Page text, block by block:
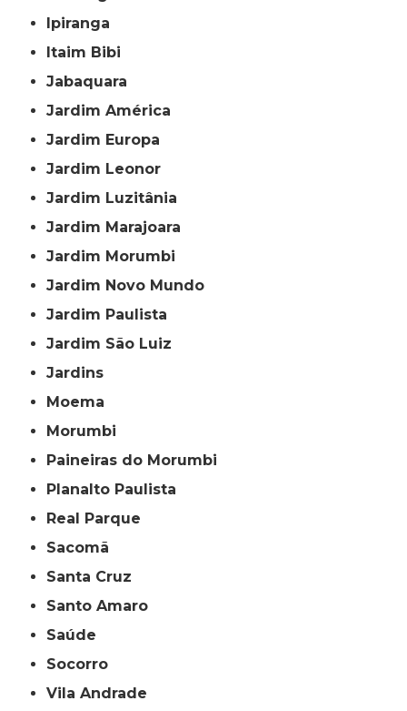
Ipiranga
Itaim Bibi
Jabaquara
Jardim América
Jardim Europa
Jardim Leonor
Jardim Luzitânia
Jardim Marajoara
Jardim Morumbi
Jardim Novo Mundo
Jardim Paulista
Jardim São Luiz
Jardins
Moema
Morumbi
Paineiras do Morumbi
Planalto Paulista
Real Parque
Sacomã
Santa Cruz
Santo Amaro
Saúde
Socorro
Vila Andrade